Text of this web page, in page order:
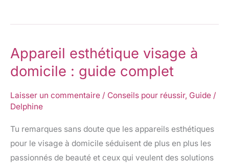
Appareil esthétique visage à
domicile : guide complet
Laisser un commentaire / Conseils pour réussir, Guide /
Delphine
Tu remarques sans doute que les appareils esthétiques
pour le visage à domicile séduisent de plus en plus les
passionnés de beauté et ceux qui veulent des solutions
Appareil
esthétique
visage
à
domicile
complet